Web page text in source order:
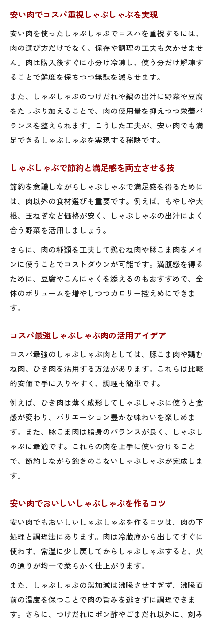
安い肉でコスパ重視しゃぶしゃぶを実現
安い肉を使ったしゃぶしゃぶでコスパを重視するには、
肉の選び方だけでなく、保存や調理の工夫も欠かせませ
ん。肉は購入後すぐに小分け冷凍し、使う分だけ解凍す
ることで鮮度を保ちつつ無駄を減らせます。
また、しゃぶしゃぶのつけだれや鍋の出汁に野菜や豆腐
をたっぷり加えることで、肉の使用量を抑えつつ栄養バ
ランスを整えられます。こうした工夫が、安い肉でも満
足できるしゃぶしゃぶを実現する秘訣です。
しゃぶしゃぶで節約と満足感を両立させる技
節約を意識しながらしゃぶしゃぶで満足感を得るために
は、肉以外の食材選びも重要です。例えば、もやしや大
根、玉ねぎなど価格が安く、しゃぶしゃぶの出汁によく
合う野菜を活用しましょう。
さらに、肉の種類を工夫して鶏むね肉や豚こま肉をメイ
ンに使うことでコストダウンが可能です。満腹感を得る
ために、豆腐やこんにゃくを添えるのもおすすめで、全
体のボリュームを増やしつつカロリー控えめにできま
す。
コスパ最強しゃぶしゃぶ肉の活用アイデア
コスパ最強のしゃぶしゃぶ肉としては、豚こま肉や鶏む
ね肉、ひき肉を活用する方法があります。これらは比較
的安価で手に入りやすく、調理も簡単です。
例えば、ひき肉は薄く成形してしゃぶしゃぶに使うと食
感が変わり、バリエーション豊かな味わいを楽しめま
す。また、豚こま肉は脂身のバランスが良く、しゃぶし
ゃぶに最適です。これらの肉を上手に使い分けること
で、節約しながら飽きのこないしゃぶしゃぶが完成しま
す。
安い肉でおいしいしゃぶしゃぶを作るコツ
安い肉でもおいしいしゃぶしゃぶを作るコツは、肉の下
処理と調理法にあります。肉は冷蔵庫から出してすぐに
使わず、常温に少し戻してからしゃぶしゃぶすると、火
の通りが均一で柔らかく仕上がります。
また、しゃぶしゃぶの湯加減は沸騰させすぎず、沸騰直
前の温度を保つことで肉の旨みを逃さずに調理できま
す。さらに、つけだれにポン酢やごまだれ以外に、刻み